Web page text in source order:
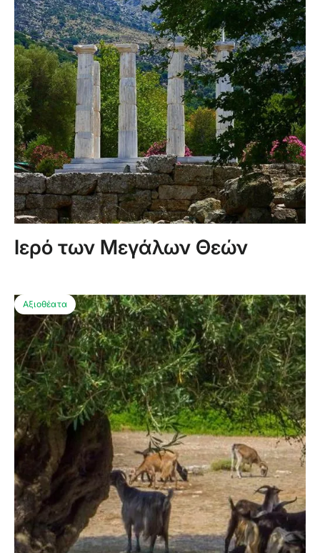
Ιερό των Μεγάλων Θεών
Αξιοθέατα